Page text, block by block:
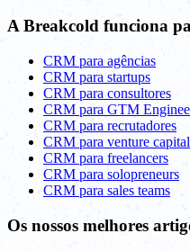
A Breakcold funciona
CRM para agências
CRM para startups
CRM para consultores
CRM para GTM
CRM para recrutadores
CRM para venture capital
CRM para freelancers
CRM para solopreneurs
CRM para sales teams
Os nossos melhores